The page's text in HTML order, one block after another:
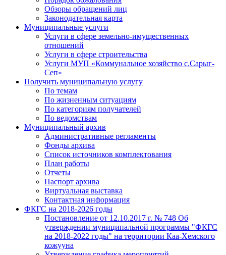
Обзоры обращений лиц
Законодательная карта
Муниципальные услуги
Услуги в сфере земельно-имущественных
отношений
Услуги в сфере строительства
Услуги МУП «Коммунальное хозяйство с.Сарыг-
Сеп»
Получить муниципальную услугу
По темам
По жизненным ситуациям
По категориям получателей
По ведомствам
Муниципальный архив
Административные регламенты
Фонды архива
Список источников комплектования
План работы
Отчеты
Паспорт архива
Виртуальная выставка
Контактная информация
ФКГС на 2018-2026 годы
Постановление от 12.10.2017 г. № 748 Об
утверждении муниципальной программы "ФКГС
на 2018-2022 годы" на территории Каа-Хемского
кожууна